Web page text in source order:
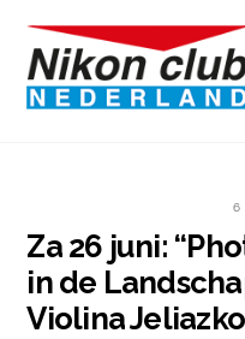
content
6
Za 26 juni:
in de
Violina